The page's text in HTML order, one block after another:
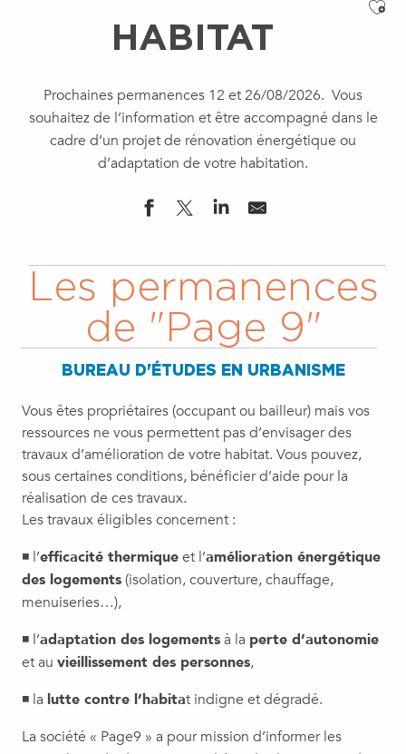
HABITAT
Prochaines permanences 12 et 26/08/2026. Vous
souhaitez de l’information et être accompagné dans le
cadre d’un projet de rénovation énergétique ou
d’adaptation de votre habitation.
Les permanences
de "Page 9"
BUREAU D'ÉTUDES EN URBANISME
Vous êtes propriétaires (occupant ou bailleur) mais vos
ressources ne vous permettent pas d’envisager des
travaux d’amélioration de votre habitat. Vous pouvez,
sous certaines conditions, bénéficier d’aide pour la
réalisation de ces travaux.
Les travaux éligibles concernent :
◾ l’efficacité thermiqueet l’amélioration énergétique
des logements (isolation, couverture, chauffage,
menuiseries…),
◾ l’adaptation des logementsà la perte d’autonomie
et au vieillissement des personnes,
◾ la lutte contre l’habitat indigne et dégradé.
La société « Page9 » a pour mission d’informer les